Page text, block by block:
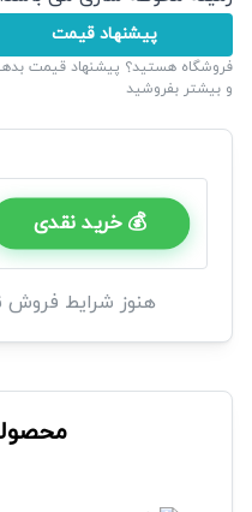
پیشنهاد قیمت
فروشگاه هستید؟ پیشنهاد قیمت
و بیشتر بفروشید
💰 خرید نقدی
هنوز شرایط